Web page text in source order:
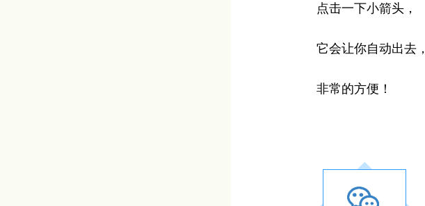
点击一下小箭头，
它会让你自动出去，
非常的方便！